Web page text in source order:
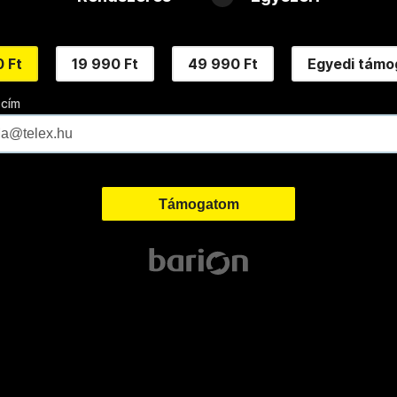
Ft 19 990 Ft 49 990 Ft Egyedi